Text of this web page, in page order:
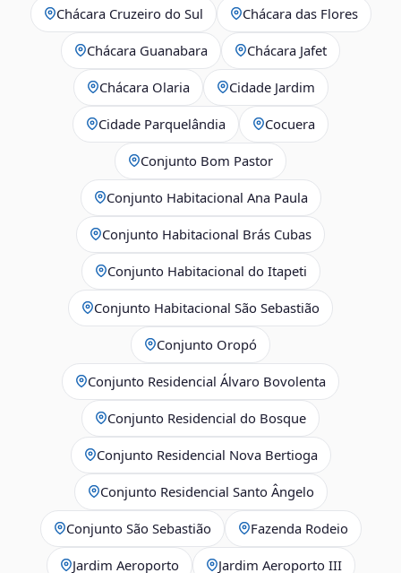
Chácara Cruzeiro do Sul Chácara das Flores
Chácara Guanabara Chácara Jafet
Chácara Olaria Cidade Jardim
Cidade Parquelândia Cocuera
Conjunto Bom Pastor
Conjunto Habitacional Ana Paula
Conjunto Habitacional Brás Cubas
Conjunto Habitacional do Itapeti
Conjunto Habitacional São Sebastião
Conjunto Oropó
Conjunto Residencial Álvaro Bovolenta
Conjunto Residencial do Bosque
Conjunto Residencial Nova Bertioga
Conjunto Residencial Santo Ângelo
Conjunto São Sebastião Fazenda Rodeio
Jardim Aeroporto Jardim Aeroporto III